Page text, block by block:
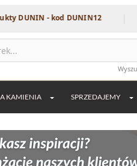
- kod DUNIN12 |
KAMIENIA SPRZEDAJEMY